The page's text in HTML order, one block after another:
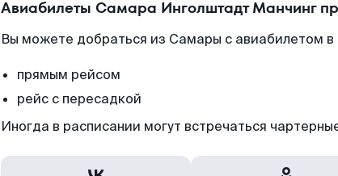
Авиабилеты Самара Инголштадт Манчинг
Вы можете добраться из Самары с авиабилетом в
прямым рейсом
рейс с пересадкой
Иногда в расписании могут встречаться